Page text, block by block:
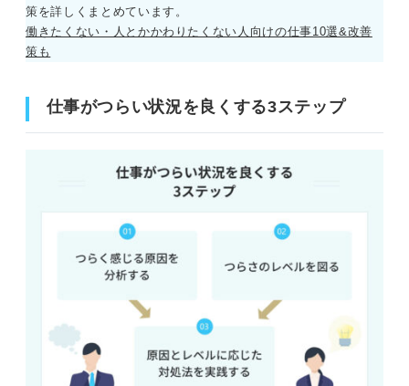
策を詳しくまとめています。
働きたくない・人とかかわりたくない人向けの仕事10選&改善
策も
仕事がつらい状況を良くする3ステップ